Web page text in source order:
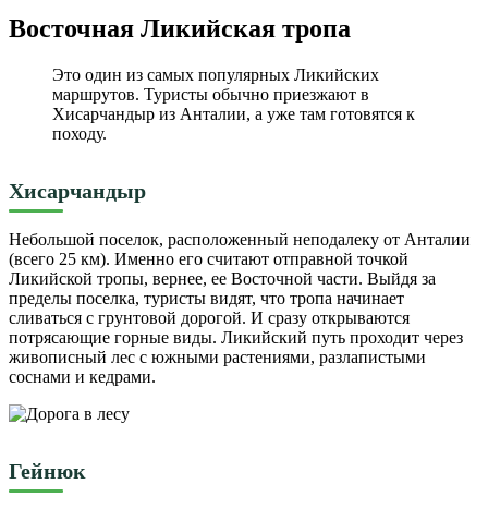
Восточная Ликийская тропа
Это один из самых популярных Ликийских
маршрутов. Туристы обычно приезжают в
Хисарчандыр из Анталии, а уже там готовятся к
походу.
Хисарчандыр
Небольшой поселок, расположенный неподалеку от Анталии
(всего 25 км). Именно его считают отправной точкой
Ликийской тропы, вернее, ее Восточной части. Выйдя за
пределы поселка, туристы видят, что тропа начинает
сливаться с грунтовой дорогой. И сразу открываются
потрясающие горные виды. Ликийский путь проходит через
живописный лес с южными растениями, разлапистыми
соснами и кедрами.
Гейнюк